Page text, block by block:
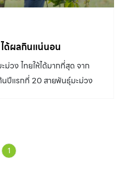
ได้ผลกินแน่นอน
ม่วง ไทยให้ได้มากที่สุด จาก
ปีแรกที่ 20 สายพันธุ์มะม่วง
1